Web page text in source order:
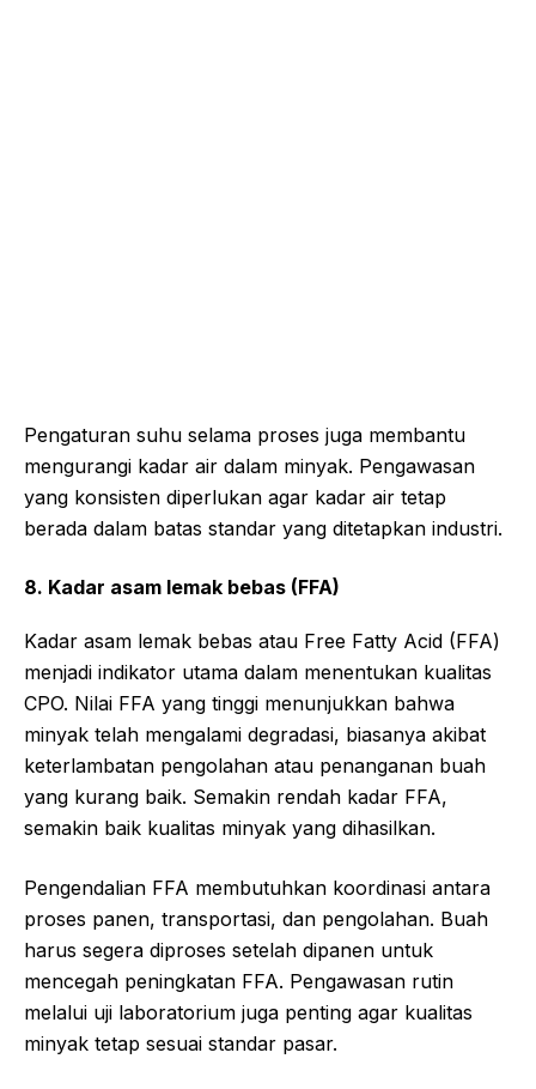
Pengaturan suhu selama proses juga membantu
mengurangi kadar air dalam minyak. Pengawasan
yang konsisten diperlukan agar kadar air tetap
berada dalam batas standar yang ditetapkan industri.
8. Kadar asam lemak bebas (FFA)
Kadar asam lemak bebas atau Free Fatty Acid (FFA)
menjadi indikator utama dalam menentukan kualitas
CPO. Nilai FFA yang tinggi menunjukkan bahwa
minyak telah mengalami degradasi, biasanya akibat
keterlambatan pengolahan atau penanganan buah
yang kurang baik. Semakin rendah kadar FFA,
semakin baik kualitas minyak yang dihasilkan.
Pengendalian FFA membutuhkan koordinasi antara
proses panen, transportasi, dan pengolahan. Buah
harus segera diproses setelah dipanen untuk
mencegah peningkatan FFA. Pengawasan rutin
melalui uji laboratorium juga penting agar kualitas
minyak tetap sesuai standar pasar.